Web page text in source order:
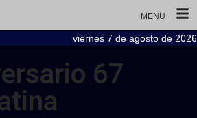
MENU
viernes 7 de agosto de 2026
67